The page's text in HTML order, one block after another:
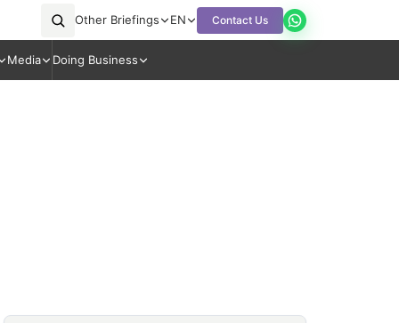
Other Briefings EN Contact Us
Media Doing Business